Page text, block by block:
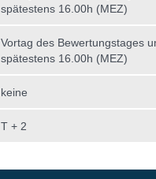
spätestens 16.00h (MEZ)
Vortag des Bewertungstages
spätestens 16.00h (MEZ)
keine
T + 2